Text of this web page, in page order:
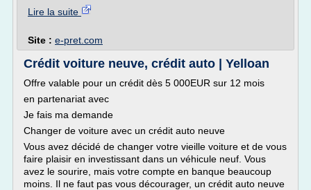
Lire la suite
Site : e-pret.com
Crédit voiture neuve, crédit auto | Yelloan
Offre valable pour un crédit dès 5 000EUR sur 12 mois
en partenariat avec
Je fais ma demande
Changer de voiture avec un crédit auto neuve
Vous avez décidé de changer votre vieille voiture et de vous
faire plaisir en investissant dans un véhicule neuf. Vous
avez le sourire, mais votre compte en banque beaucoup
moins. Il ne faut pas vous décourager, un crédit auto neuve